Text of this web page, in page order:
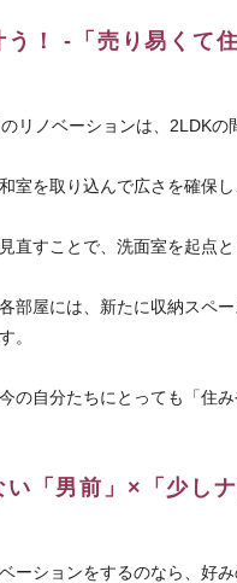
！ -「売り易くて
リノベーションは、2LDKの
室を取り込んで広さを確保
直すことで、洗面室を起点
部屋には、新たに収納スペ
。
の自分たちにとっても「住
「男前」×「少し
ーションをするのなら、好み